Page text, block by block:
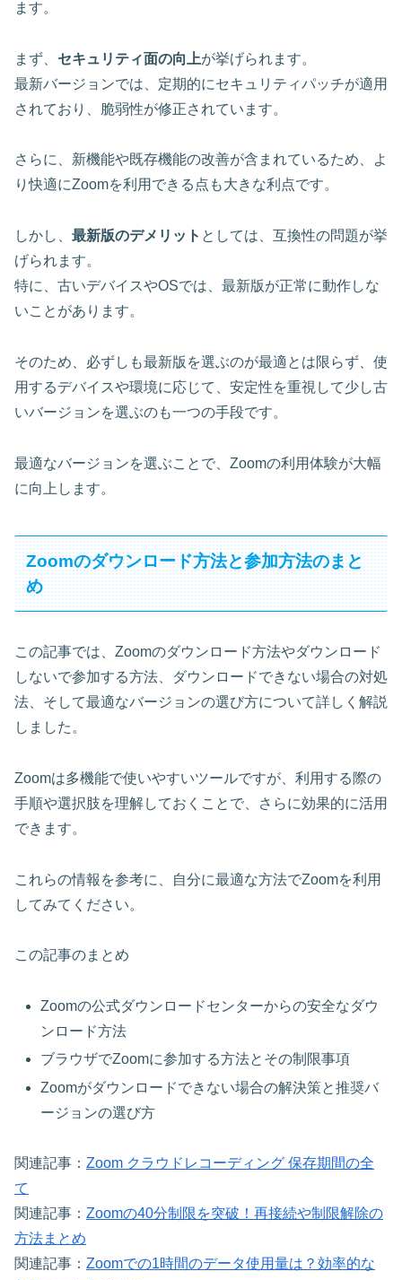
ます。
まず、 セキュリティ面の向上が挙げられます。
最新バージョンでは、定期的にセキュリティパッチが適用
されており、脆弱性が修正されています。
さらに、新機能や既存機能の改善が含まれているため、
よ
り快適にZoomを利用 できる点も大きな利点です。
しかし、 最新版のデメリット としては、互換性の問題が挙
げられます。
特に、古いデバイスやOSでは、最新版が正常に動作しな
いことがあります。
そのため、必ずしも最新版を選ぶのが最適とは限らず、使
用するデバイスや環境に応じて、安定性を重視して少し古
いバージョンを選ぶのも一つの手段です。
最適なバージョンを選ぶことで、Zoomの利用体験が大幅
に向上します。
Zoomのダウンロード方法と参加方法のまと
め
この記事では、Zoomのダウンロード方法やダウンロード
しないで参加する方法、ダウンロードできない場合の対処
法、そして最適なバージョンの選び方について詳しく解説
しました。
Zoomは多機能で使いやすいツールですが、利用する際の
手順や選択肢を理解しておくことで、さらに効果的に活用
できます。
これらの情報を参考に、自分に最適な方法でZoomを利用
してみてください。
この記事のまとめ
Zoomの公式ダウンロードセンターからの安全なダウ
ンロード方法
ブラウザでZoomに参加する方法とその制限事項
Zoomがダウンロードできない場合の解決策と推奨バ
ージョンの選び方
関連記事： Zoom クラウドレコーディング 保存期間の全
て
関連記事： Zoomの40分制限を突破！再接続や制限解除の
方法まとめ
関連記事： Zoomでの1時間のデータ使用量は？効率的な